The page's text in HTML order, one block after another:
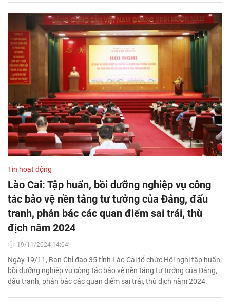
Tin hoạt động
Lào Cai: Tập huấn, bồi dưỡng nghiệp vụ công
tác bảo vệ nền tảng tư tưởng của Đảng, đấu
tranh, phản bác các quan điểm sai trái, thù
địch năm 2024
19/11/2024 14:04'
Ngày 19/11, Ban Chỉ đạo 35 tỉnh Lào Cai tổ chức Hội nghị tập huấn,
bồi dưỡng nghiệp vụ công tác bảo vệ nền tảng tư tưởng của Đảng,
đấu tranh, phản bác các quan điểm sai trái, thù địch năm 2024.